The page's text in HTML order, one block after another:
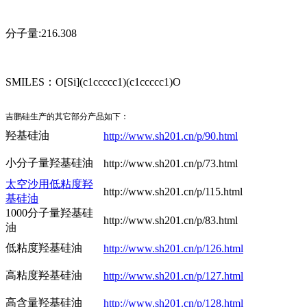
分子量:216.308
SMILES：O[Si](c1ccccc1)(c1ccccc1)O
吉鹏硅生产的其它部分产品如下：
羟基硅油 http://www.sh201.cn/p/90.html
小分子量羟基硅油
http://www.sh201.cn/p/73.html
太空沙用低粘度羟
基硅油
http://www.sh201.cn/p/115.html
1000分子量羟基硅
油
http://www.sh201.cn/p/83.html
低粘度羟基硅油 http://www.sh201.cn/p/126.html
高粘度羟基硅油 http://www.sh201.cn/p/127.html
高含量羟基硅油 http://www.sh201.cn/p/128.html